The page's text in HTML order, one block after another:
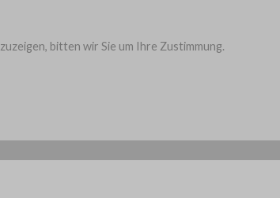
bitten wir Sie um Ihre Zustimmung.